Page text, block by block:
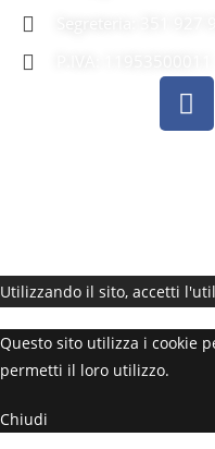
Utilizzando il sito, accetti
Questo sito utilizza i cookie
permetti il loro utilizzo.
Chiudi